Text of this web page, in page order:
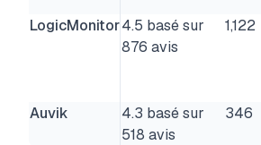
LogicMonitor4.5 basé sur
876 avis
1,122
Auvik
4.3 basé sur
518 avis
346